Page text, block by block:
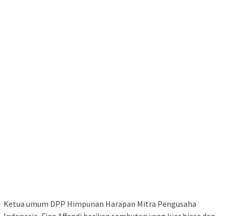
Ketua umum DPP Himpunan Harapan Mitra Pengusaha